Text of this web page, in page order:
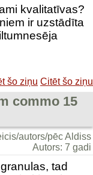
kvalitatīvas?
ir uzstādīta
šo ziņu Citēt šo ziņu
commo 15
autors/pēc Aldiss
Autors: 7 gadi
tad